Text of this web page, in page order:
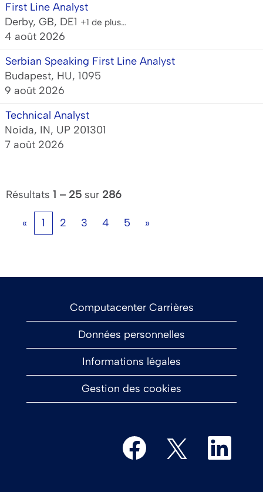
First Line Analyst
Derby, GB, DE1 +1 de plus…
4 août 2026
Serbian Speaking First Line Analyst
Budapest, HU, 1095
9 août 2026
Technical Analyst
Noida, IN, UP 201301
7 août 2026
Résultats 1 – 25 sur 286
« 1 2 3 4 5 »
Computacenter Carrières
Données personnelles
Informations légales
Gestion des cookies
S
o
S
’
S
o